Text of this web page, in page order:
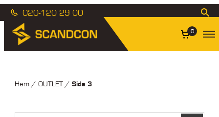
020-120 29 00
0
Hem/ OUTLET/ Sida 3